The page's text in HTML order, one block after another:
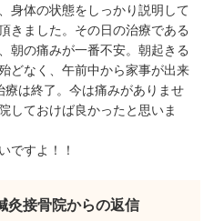
身体の状態をしっかり説明して
きました。その日の治療である
朝の痛みが一番不安。朝起きる
どなく、午前中から家事が出来
療は終了。今は痛みがありませ
しておけば良かったと思いま
ですよ！！
灸接骨院からの返信